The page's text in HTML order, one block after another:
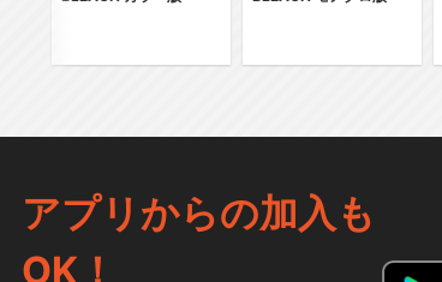
アプリからの加入も
OK！